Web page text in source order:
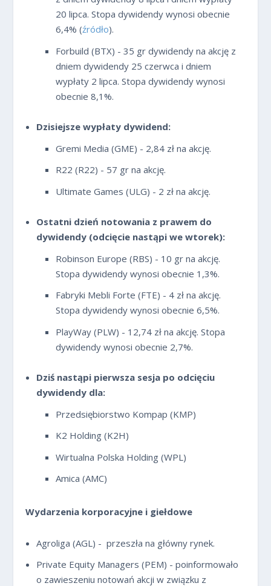
20 lipca. Stopa dywidendy wynosi obecnie
6,4% (źródło).
Forbuild (BTX) - 35 gr dywidendy na akcję z
dniem dywidendy 25 czerwca i dniem
wypłaty 2 lipca. Stopa dywidendy wynosi
obecnie 8,1%.
Dzisiejsze wypłaty dywidend:
Gremi Media (GME) - 2,84 zł na akcję.
R22 (R22) - 57 gr na akcję.
Ultimate Games (ULG) - 2 zł na akcję.
Ostatni dzień notowania z prawem do
dywidendy (odcięcie nastąpi we wtorek):
Robinson Europe (RBS) - 10 gr na akcję.
Stopa dywidendy wynosi obecnie 1,3%.
Fabryki Mebli Forte (FTE) - 4 zł na akcję.
Stopa dywidendy wynosi obecnie 6,5%.
PlayWay (PLW) - 12,74 zł na akcję. Stopa
dywidendy wynosi obecnie 2,7%.
Dziś nastąpi pierwsza sesja po odcięciu
dywidendy dla:
Przedsiębiorstwo Kompap (KMP)
K2 Holding (K2H)
Wirtualna Polska Holding (WPL)
Amica (AMC)
Wydarzenia korporacyjne i giełdowe
Agroliga (AGL) - przeszła na główny rynek.
Private Equity Managers (PEM) - poinformowało
o zawieszeniu notowań akcji w związku z